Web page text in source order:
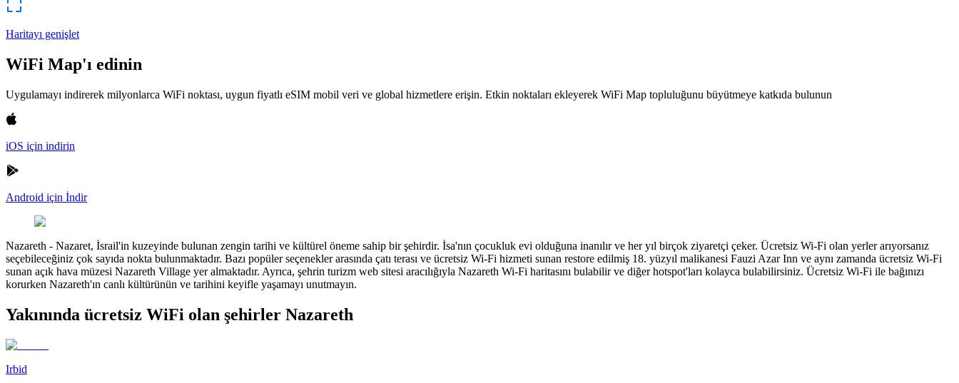
Haritayı genişlet
WiFi Map'ı edinin
Uygulamayı indirerek milyonlarca WiFi noktası, uygun fiyatlı eSIM mobil veri ve global hizmetlere erişin. Etkin noktaları ekleyerek WiFi Map topluluğunu büyütmeye katkıda bulunun
iOS için indirin
Android için İndir
Nazareth - Nazaret, İsrail'in kuzeyinde bulunan zengin tarihi ve kültürel öneme sahip bir şehirdir. İsa'nın çocukluk evi olduğuna inanılır ve her yıl birçok ziyaretçi çeker. Ücretsiz Wi-Fi olan yerler arıyorsanız
seçebileceğiniz çok sayıda nokta bulunmaktadır. Bazı popüler seçenekler arasında çatı terası ve ücretsiz Wi-Fi hizmeti sunan restore edilmiş 18. yüzyıl malikanesi Fauzi Azar Inn ve aynı zamanda ücretsiz Wi-Fi
sunan açık hava müzesi Nazareth Village yer almaktadır. Ayrıca, şehrin turizm web sitesi aracılığıyla Nazareth Wi-Fi haritasını bulabilir ve diğer hotspot'ları kolayca bulabilirsiniz. Ücretsiz Wi-Fi ile bağınızı
korurken Nazareth'ın canlı kültürünün ve tarihini keyifle yaşamayı unutmayın.
Yakınında ücretsiz WiFi olan şehirler Nazareth
Irbid